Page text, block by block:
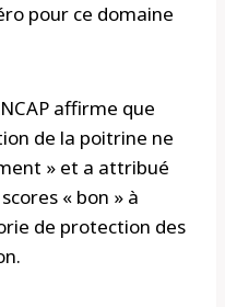
pour ce domaine
affirme que
de la poitrine ne
» et a attribué
« bon » à
de protection des